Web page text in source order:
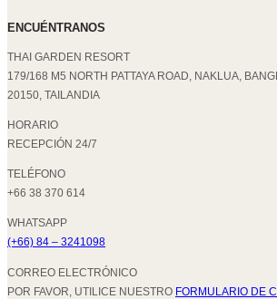
ENCUÉNTRANOS
THAI GARDEN RESORT
179/168 M5 NORTH PATTAYA ROAD, NAKLUA,
20150, TAILANDIA
HORARIO
RECEPCIÓN 24/7
TELÉFONO
+66 38 370 614
WHATSAPP
(+66) 84 – 3241098
CORREO ELECTRÓNICO
POR FAVOR, UTILICE NUESTRO FORMULARIO DE